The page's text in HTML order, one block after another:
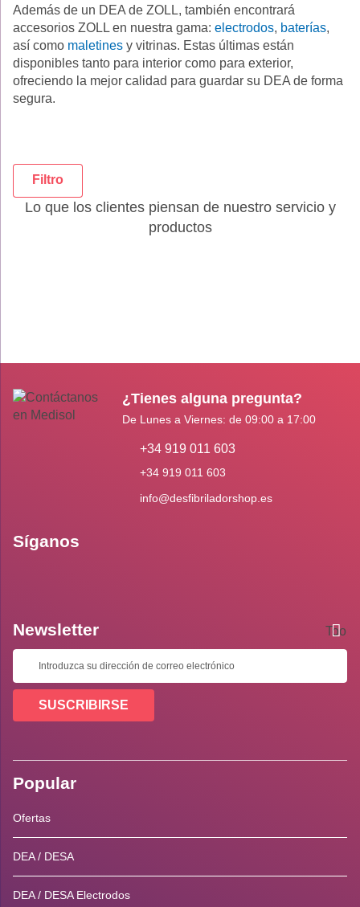
Filtro
Además de un DEA de ZOLL, también encontrará
accesorios ZOLL en nuestra gama: electrodos, baterías,
así como maletines y vitrinas. Estas últimas están
disponibles tanto para interior como para exterior,
ofreciendo la mejor calidad para guardar su DEA de forma
segura.
Lo que los clientes piensan de nuestro servicio y
productos
¿Tienes alguna pregunta?
De Lunes a Viernes: de 09:00 a 17:00
+34 919 011 603
+34 919 011 603
info@desfibriladorshop.es
Síganos
Newsletter
SUSCRIBIRSE
Popular
Ofertas
DEA / DESA
DEA / DESA Electrodos